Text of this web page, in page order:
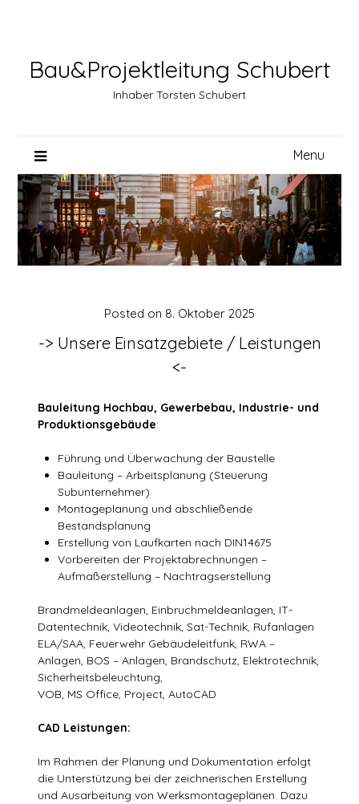
Bau&Projektleitung Schubert
Inhaber Torsten Schubert
Menu
-> Unsere Einsatzgebiete / Leistungen
<-
Posted on 8. Oktober 2025
Bauleitung Hochbau, Gewerbebau, Industrie- und
Produktionsgebäude:
Führung und Überwachung der Baustelle
Bauleitung – Arbeitsplanung (Steuerung
Subunternehmer)
Montageplanung und abschließende
Bestandsplanung
Erstellung von Laufkarten nach DIN14675
Vorbereiten der Projektabrechnungen –
Aufmaßerstellung – Nachtragserstellung
Brandmeldeanlagen, Einbruchmeldeanlagen, IT-
Datentechnik, Videotechnik, Sat-Technik, Rufanlagen
ELA/SAA, Feuerwehr Gebäudeleitfunk, RWA –
Anlagen, BOS – Anlagen, Brandschutz, Elektrotechnik,
Sicherheitsbeleuchtung,
VOB, MS Office, Project, AutoCAD
CAD Leistungen:
Im Rahmen der Planung und Dokumentation erfolgt
die Unterstützung bei der zeichnerischen Erstellung
und Ausarbeitung von Werksmontageplänen. Dazu